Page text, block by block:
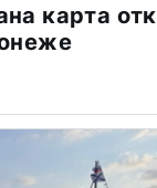
карта